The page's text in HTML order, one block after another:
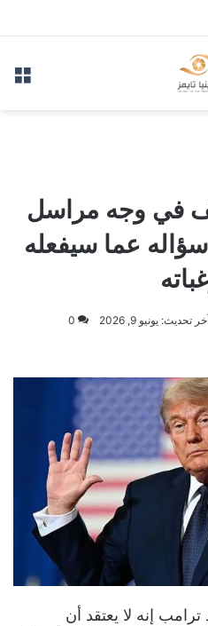
في وجه مراسل
عما سيفعله
تحديث: يونيو 9, 2026 0
إنه لا يعتقد أن